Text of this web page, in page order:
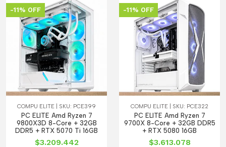
-11% OFF
COMPU ELITE | SKU: PCE399
PC ELITE Amd Ryzen 7
9800X3D 8-Core + 32GB
DDR5 + RTX 5070 Ti 16GB
$3.209.442
-11% OFF
COMPU ELITE | SKU: PCE322
PC ELITE Amd Ryzen 7
9700X 8-Core + 32GB DDR5
+ RTX 5080 16GB
$3.613.078